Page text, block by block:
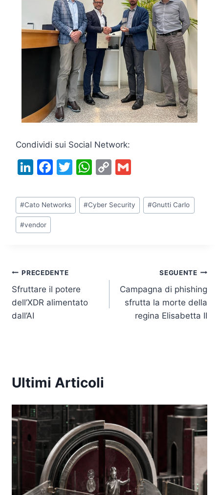
Condividi sui Social Network:
Li
k
e
dI
F
c
e
k
T
itt
er
W
at
s
C
p
y
ai
l
Tag
articolo:
#Cato Networks #Cyber Security #Gnutti Carlo
#vendor
Navigazione
articoli
PRECEDENTE
Sfruttare il potere
dell’XDR alimentato
dall’AI
SEGUENTE
Campagna di phishing
sfrutta la morte della
regina Elisabetta II
Ultimi Articoli